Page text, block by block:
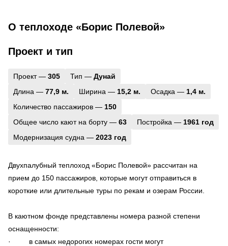
О теплоходе «Борис Полевой»
Проект и тип
Проект — 305 Тип — Дунай
Длина — 77,9 м. Ширина — 15,2 м. Осадка — 1,4 м.
Количество пассажиров — 150
Общее число кают на борту — 63 Постройка — 1961 год
Модернизация судна — 2023 год
Двухпалубный теплоход «Борис Полевой» рассчитан на
прием до 150 пассажиров, которые могут отправиться в
короткие или длительные туры по рекам и озерам России.
В каютном фонде представлены номера разной степени
оснащенности:
· в самых недорогих номерах гости могут